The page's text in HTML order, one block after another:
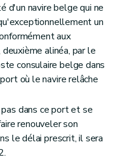
d'un navire belge qui ne
un
aux
deuxième alinéa, par le
consulaire belge dans
où le navire relâche
dans ce port et se
renouveler son
le délai prescrit, il sera